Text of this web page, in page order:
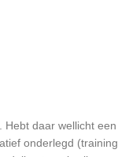
daar wellicht een
onderlegd (training,